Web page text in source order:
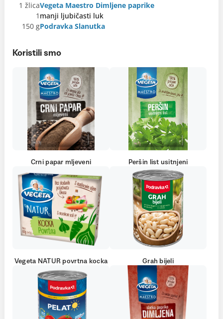
1 žlicaVegeta Maestro Dimljene paprike
1 manji ljubičasti luk
150 gPodravka Slanutka
Koristili smo
Crni papar mljeveni Peršin list usitnjeni
Vegeta NATUR povrtna kocka Grah bijeli